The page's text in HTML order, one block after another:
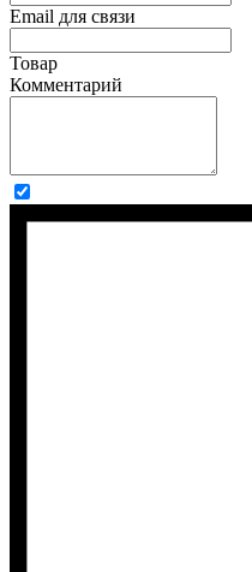
Email для связи
Товар
Комментарий